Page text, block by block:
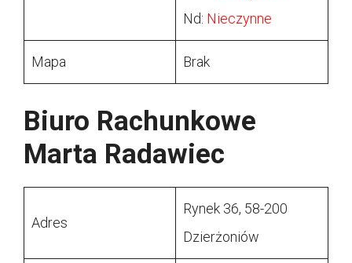
Nd: Nieczynne
Mapa Brak
Biuro Rachunkowe
Marta Radawiec
Adres
Rynek 36, 58-200
Dzierżoniów